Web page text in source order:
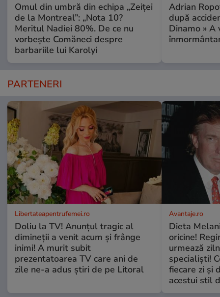
Omul din umbră din echipa „Zeiței
de la Montreal”: „Nota 10?
Meritul Nadiei 80%. De ce nu
vorbește Comăneci despre
barbariile lui Karolyi
Adrian
după
Dinamo » A
PARTENERI
Libertateapentrufemei.ro
Doliu la TV! Anunțul tragic al
dimineții a venit acum și frânge
inimi! A murit subit
prezentatoarea TV care ani de
zile ne-a adus știri de pe Litoral
Avantaje.ro
Dieta
oricine!
urmează
specialiști!
fiecare zi și
acestui stil